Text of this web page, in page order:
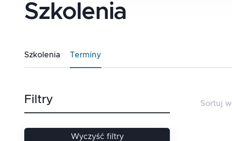
Szkolenia
Szkolenia Terminy
Filtry
Wyczyść filtry
Sortuj